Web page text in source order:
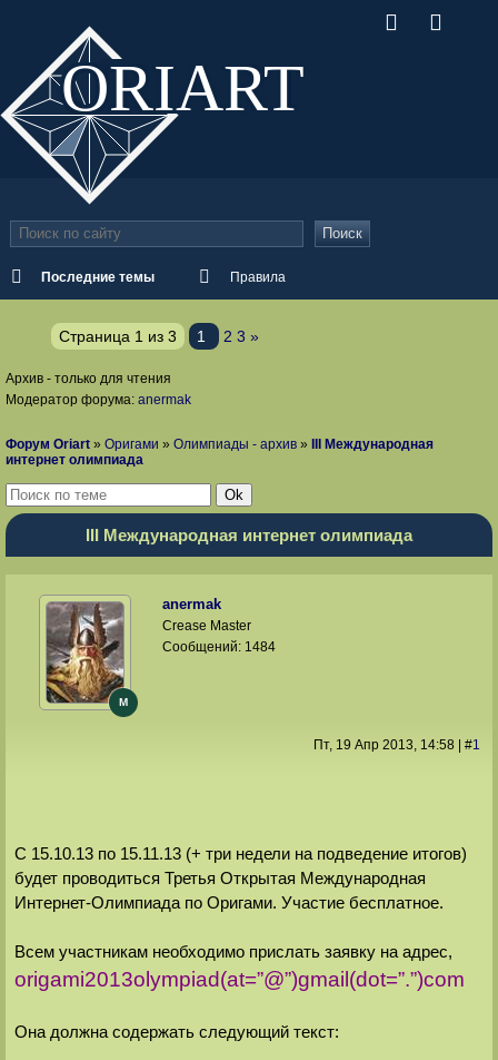
ORIART
Последние темы Правила
Поиск
Страница 1 из 3 1 2 3 »
Архив - только для чтения
Модератор форума: anermak
Форум Oriart » Оригами » Олимпиады - архив » III Международная
интернет олимпиада
III Международная интернет олимпиада
anermak
M
Crease Master
Сообщений: 1484
Пт, 19 Апр 2013, 14:58| #1
С 15.10.13 по 15.11.13 (+ три недели на подведение итогов)
будет проводиться Третья Открытая Международная
Интернет-Олимпиада по Оригами. Участие бесплатное.
Всем участникам необходимо прислать заявку на адрес,
origami2013olympiad(at=”@”)gmail(dot=”.”)com
Она должна содержать следующий текст: